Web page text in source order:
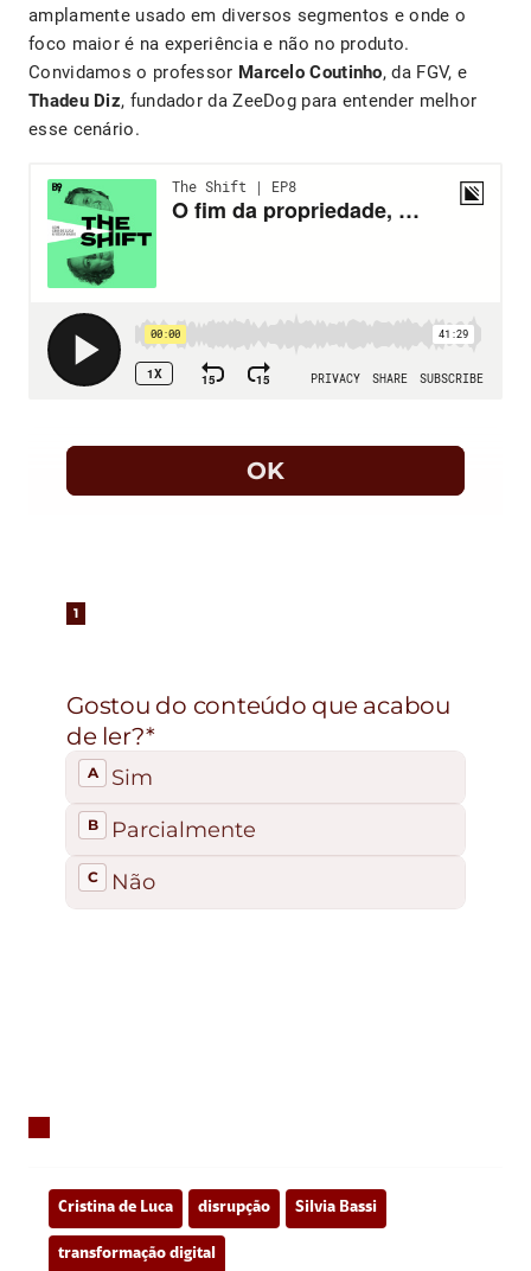
amplamente usado em diversos segmentos e onde o
foco maior é na experiência e não no produto.
Convidamos o professor Marcelo Coutinho, da FGV, e
Thadeu Diz, fundador da ZeeDog para entender melhor
esse cenário.
Cristina de Luca disrupção Silvia Bassi
transformação digital